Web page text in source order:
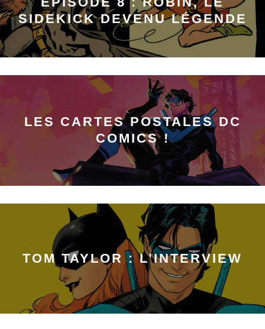
SIDEKICK DEVENU LÉGENDE
LES CARTES POSTALES DC
COMICS !
TOM TAYLOR : L’INTERVIEW